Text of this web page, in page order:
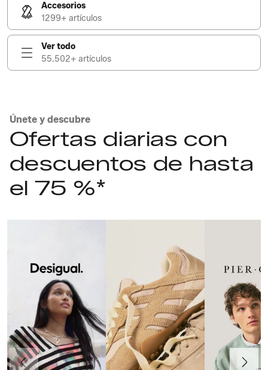
Accesorios
1299+ artículos
Ver todo
55.502+ artículos
Únete y descubre
Ofertas diarias con
descuentos de hasta
el 75 %*
Anteriormente